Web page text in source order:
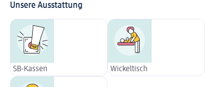
Unsere Ausstattung
SB-Kassen Wickeltisch